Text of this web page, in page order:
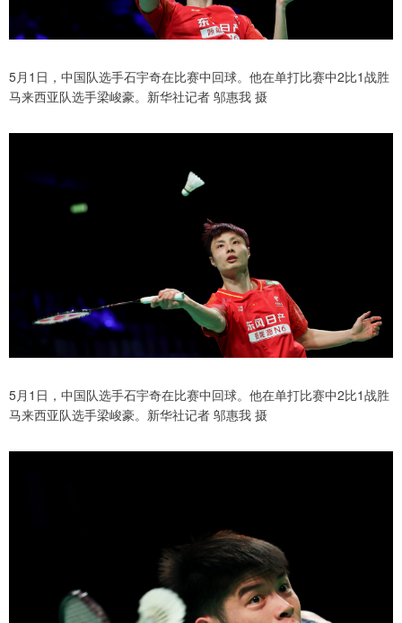
5月1日，中国队选手石宇奇在比赛中回球。他在单打比赛中2比1战胜
马来西亚队选手梁峻豪。新华社记者 邬惠我 摄
5月1日，中国队选手石宇奇在比赛中回球。他在单打比赛中2比1战胜
马来西亚队选手梁峻豪。新华社记者 邬惠我 摄